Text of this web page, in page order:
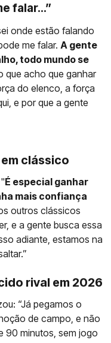
falar...”
onde estão falando
me falar. A gente
todo mundo se
que acho que ganhar
do elenco, a força
e por que a gente
clássico
É especial ganhar
mais confiança
outros clássicos
e a gente busca essa
adiante, estamos na
rival em 2026
“Já pegamos o
de campo, e não
90 minutos, sem jogo